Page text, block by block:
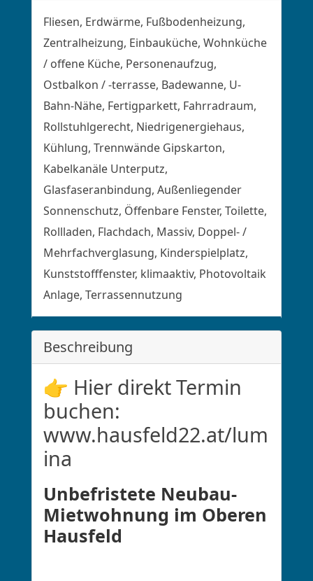
Fliesen, Erdwärme, Fußbodenheizung,
Zentralheizung, Einbauküche, Wohnküche
/ offene Küche, Personenaufzug,
Ostbalkon / -terrasse, Badewanne, U-
Bahn-Nähe, Fertigparkett, Fahrradraum,
Rollstuhlgerecht, Niedrigenergiehaus,
Kühlung, Trennwände Gipskarton,
Kabelkanäle Unterputz,
Glasfaseranbindung, Außenliegender
Sonnenschutz, Öffenbare Fenster, Toilette,
Rollladen, Flachdach, Massiv, Doppel- /
Mehrfachverglasung, Kinderspielplatz,
Kunststofffenster, klimaaktiv, Photovoltaik
Anlage, Terrassennutzung
Beschreibung
👉 Hier direkt Termin
buchen:
www.hausfeld22.at/lum
ina
Unbefristete Neubau-
Mietwohnung im Oberen
Hausfeld